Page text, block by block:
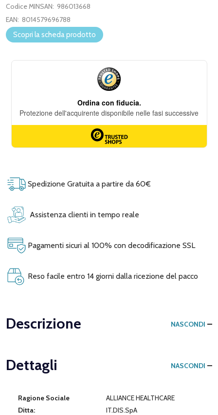
Codice MINSAN: 986013668
EAN: 8014579696788
Scopri la scheda prodotto
Spedizione Gratuita a partire da 60€
Assistenza clienti in tempo reale
Pagamenti sicuri al 100% con decodificazione SSL
Reso facile entro 14 giorni dalla ricezione del pacco
Descrizione NASCONDI
Dettagli NASCONDI
Ragione Sociale
Ditta:
ALLIANCE HEALTHCARE
IT.DIS.SpA